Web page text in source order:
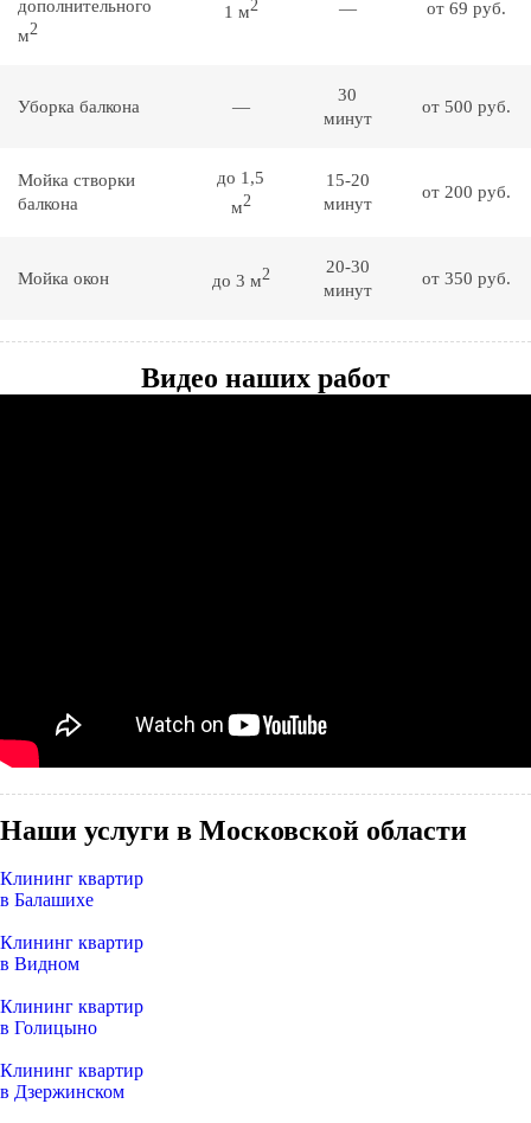
дополнительного
м2
1 м2 — от 69 руб.
Уборка балкона —
30
минут
от 500 руб.
Мойка створки
балкона
до 1,5
м2
15-20
минут
от 200 руб.
Мойка окон до 3 м2
20-30
минут
от 350 руб.
Видео наших работ
Наши услуги в Московской области
Клининг квартир
в Балашихе
Клининг квартир
в Видном
Клининг квартир
в Голицыно
Клининг квартир
в Дзержинском